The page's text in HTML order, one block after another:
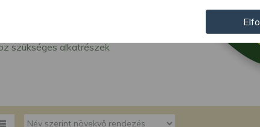
szükséges alkatrészek
mi és a partnereink a fent leírtak szerint adatkezelést
megadása vagy elutasítása előtt részletesebb
Felhívjuk figyelmét, hogy személyes adatainak bizonyos
hozzájárulása, de jogában áll tiltakozni az ilyen jellegű
érvényesek. Erre a webhelyre visszatérve vagy az